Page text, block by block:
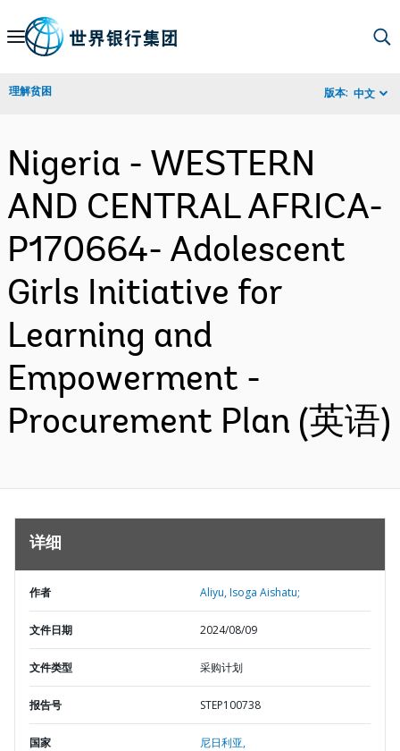
Skip
Navigation
理解贫困 版本: 中文
Nigeria - WESTERN
AND CENTRAL AFRICA-
P170664- Adolescent
Girls Initiative for
Learning and
Empowerment -
Procurement Plan (英语)
详细
作者 Aliyu, Isoga Aishatu;
文件日期 2024/08/09
文件类型 采购计划
报告号 STEP100738
国家 尼日利亚,